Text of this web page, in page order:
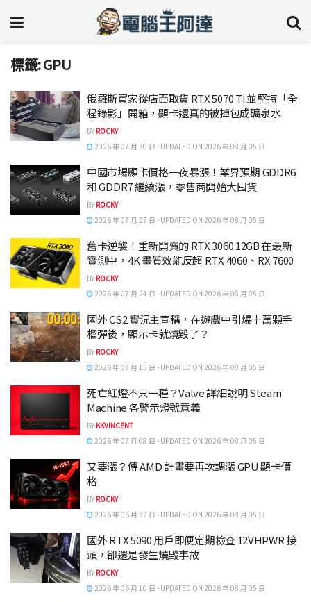
標籤:GPU
俄羅斯買家從店面取貨 RTX 5070 Ti 並堅持「全
程錄影」開箱，顯卡還真的被掉包成礦泉水
BY ROCKY
2026 年 07 月 30 日 - UPDATED ON 2026 年 08 月 05 日
中國市場顯卡價格一夜暴漲！業界預期 GDDR6
和 GDDR7 繼續漲，零售商開始大囤貨
BY ROCKY
2026 年 07 月 27 日 - UPDATED ON 2026 年 08 月 05 日
舊卡逆襲！重新開賣的 RTX 3060 12GB 在最新
實測中，4K 畫質效能反超 RTX 4060、RX 7600
BY ROCKY
2026 年 07 月 24 日 - UPDATED ON 2026 年 08 月 05 日
國外 CS2 實況主宣稱，在遊戲中引爆十萬顆手
榴彈後，顯示卡就燒毀了？
BY ROCKY
2026 年 07 月 15 日 - UPDATED ON 2026 年 08 月 05 日
死亡紅燈不只一種？Valve 詳細說明 Steam
Machine 各警示燈號意義
BY KKVINCENT
2026 年 07 月 08 日 - UPDATED ON 2026 年 08 月 05 日
又要漲？傳 AMD 計畫要再次調漲 GPU 顯卡價
格
BY ROCKY
2026 年 06 月 22 日 - UPDATED ON 2026 年 08 月 05 日
國外 RTX 5090 用戶即便定期檢查 12VHPWR 接
頭，卻還是發生燒毀事故
BY ROCKY
2026 年 06 月 10 日 - UPDATED ON 2026 年 08 月 05 日